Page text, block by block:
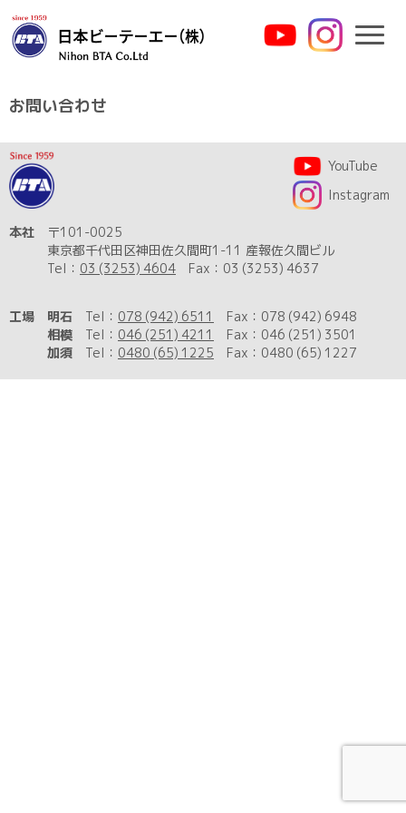
N
お問い合わせ
YouTube
Instagram
本社
〒101-0025
東京都千代田区神田佐久間町1-11 産報佐久間ビル
Tel： 03 (3253) 4604 Fax：03 (3253) 4637
工場 明石 Tel： 078 (942) 6511
Fax：078 (942) 6948
相模
Tel： 046 (251) 4211
Fax：046 (251) 3501
加須
Tel： 0480 (65) 1225 Fax：0480 (65) 1227